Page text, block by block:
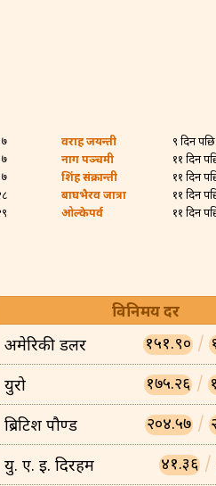
वराह जयन्ती
९ दिन पछि
नाग पञ्चमी
११ दिन
शिंह संक्रान्ती
११ दिन
बाघभैरव जात्रा
११ दिन
ओल्केपर्व
११ दिन
विनिमय दर
अमेरिकी डलर १५१.९० /
युरो १७५.२६ /
ब्रिटिश पौण्ड २०४.५७ /
यु. ए. इ. दिरहम ४१.३६ /